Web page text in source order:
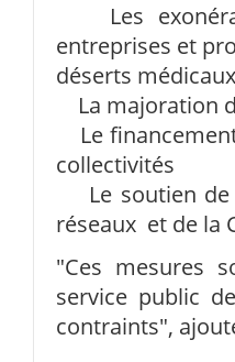
Les
entreprises et
déserts médicaux
La majoration
Le
collectivités
Le soutien de
réseaux et de la
"Ces mesures
service public
contraints",